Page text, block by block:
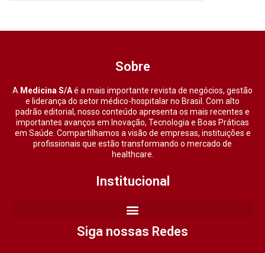
Sobre
A Medicina S/Aé a mais importante revista de negócios, gestão
e liderança do setor médico-hospitalar no Brasil. Com alto
padrão editorial, nosso conteúdo apresenta os mais recentes e
importantes avanços em Inovação, Tecnologia e Boas Práticas
em Saúde. Compartilhamos a visão de empresas, instituições e
profissionais que estão transformando o mercado de
healthcare.
Institucional
Siga nossas Redes